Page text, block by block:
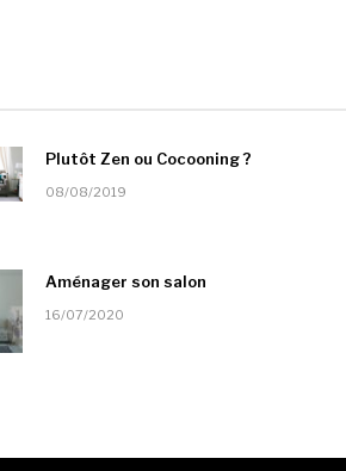
Plutôt Zen ou Cocooning ?
08/08/2019
Aménager son salon
16/07/2020